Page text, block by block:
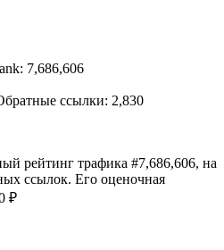
7,686,606
ссылки: 2,830
рейтинг трафика #7,686,606, на
ссылок. Его оценочная
₽